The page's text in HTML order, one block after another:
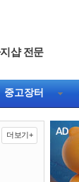
샵 전문
중고장터
더보기+